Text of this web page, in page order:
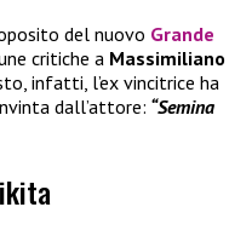
del nuovo Grande
critiche a Massimiliano
infatti, l’ex vincitrice ha
dall’attore: “Semina